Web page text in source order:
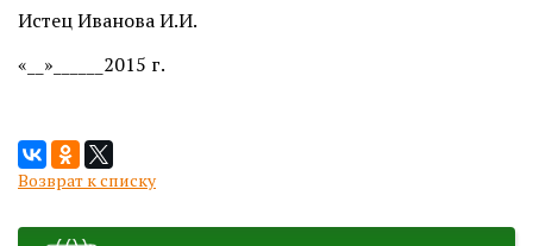
Истец Иванова И.И.
«__»______2015 г.
Возврат к списку